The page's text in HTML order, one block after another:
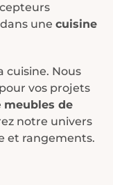
une cuisine
cuisine. Nous
vos projets
meubles de
notre univers
et rangements.